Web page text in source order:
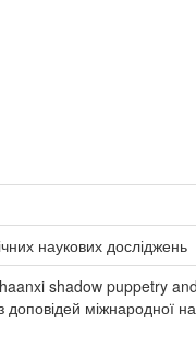
наукових досліджень
shadow puppetry
тез доповідей